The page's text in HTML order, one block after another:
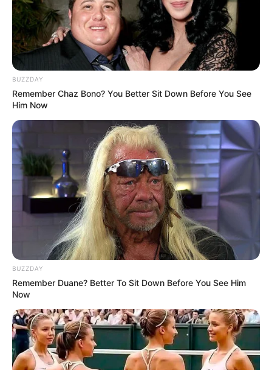
BUZZDAY
Remember Chaz Bono? You Better Sit Down Before You See
Him Now
BUZZDAY
Remember Duane? Better To Sit Down Before You See Him
Now